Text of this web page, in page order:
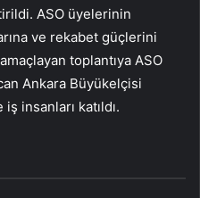
ASO üyelerinin
ve rekabet güçlerini
toplantıya ASO
Ankara Büyükelçisi
insanları katıldı.